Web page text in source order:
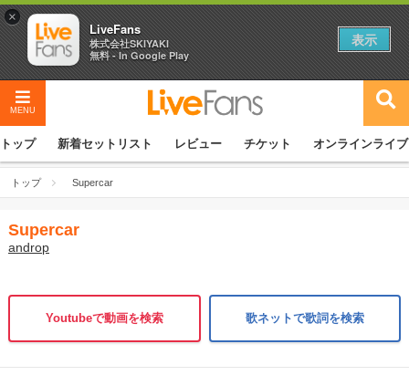
MENU
トップ 新着セットリスト レビュー チケット オンラインライブ
トップ Supercar
Supercar
androp
Youtubeで動画を検索 歌ネットで歌詞を検索
×
LiveFans
株式会社SKIYAKI
無料 - In Google Play
表示